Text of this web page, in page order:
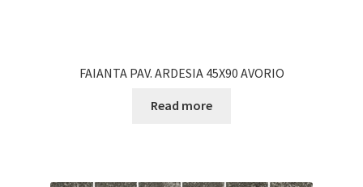
FAIANTA PAV. ARDESIA 45X90 AVORIO
Read more